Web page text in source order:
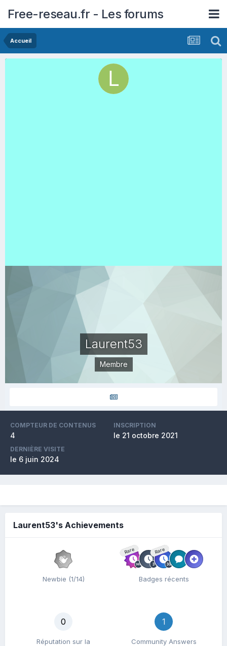
Free-reseau.fr - Les forums
Accueil
Laurent53
Membre
COMPTEUR DE CONTENUS
4
INSCRIPTION
le 21 octobre 2021
DERNIÈRE VISITE
le 6 juin 2024
Laurent53's Achievements
Newbie (1/14)
Rare Rare
Badges récents
0
Réputation sur la
1
Community Answers